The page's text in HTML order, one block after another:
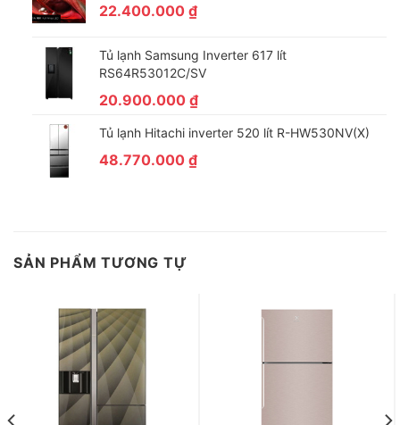
22.400.000 ₫
Tủ lạnh Samsung Inverter 617 lít
RS64R53012C/SV
20.900.000 ₫
Tủ lạnh Hitachi inverter 520 lít R-HW530NV(X)
48.770.000 ₫
SẢN PHẨM TƯƠNG TỰ